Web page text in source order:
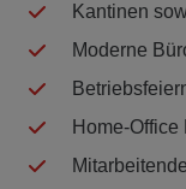
Kantinen
Moderne
Home-